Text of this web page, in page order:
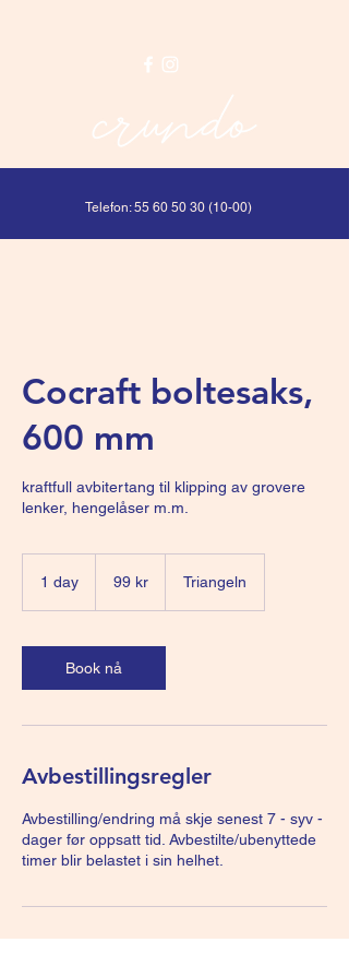
Telefon:55 60 50 30 (10-00)
Cocraft boltesaks,
600 mm
kraftfull avbitertang til klipping av grovere
lenker, hengelåser m.m.
1 day
kroner99 kr Triangeln
Book nå
Avbestillingsregler
Avbestilling/endring må skje senest 7 - syv -
dager før oppsatt tid. Avbestilte/ubenyttede
timer blir belastet i sin helhet.